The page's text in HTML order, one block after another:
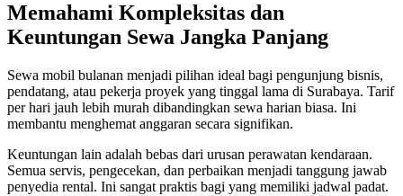
Memahami Kompleksitas dan
Keuntungan Sewa Jangka Panjang
Sewa mobil bulanan menjadi pilihan ideal bagi pengunjung bisnis,
pendatang, atau pekerja proyek yang tinggal lama di Surabaya. Tarif
per hari jauh lebih murah dibandingkan sewa harian biasa. Ini
membantu menghemat anggaran secara signifikan.
Keuntungan lain adalah bebas dari urusan perawatan kendaraan.
Semua servis, pengecekan, dan perbaikan menjadi tanggung jawab
penyedia rental. Ini sangat praktis bagi yang memiliki jadwal padat.